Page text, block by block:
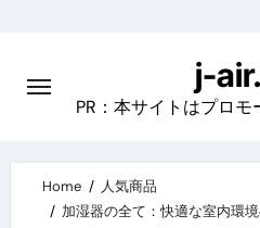
content
j-
PR：本サイトはプロ
Home
人気商品
加湿器の全て：快適な室内環